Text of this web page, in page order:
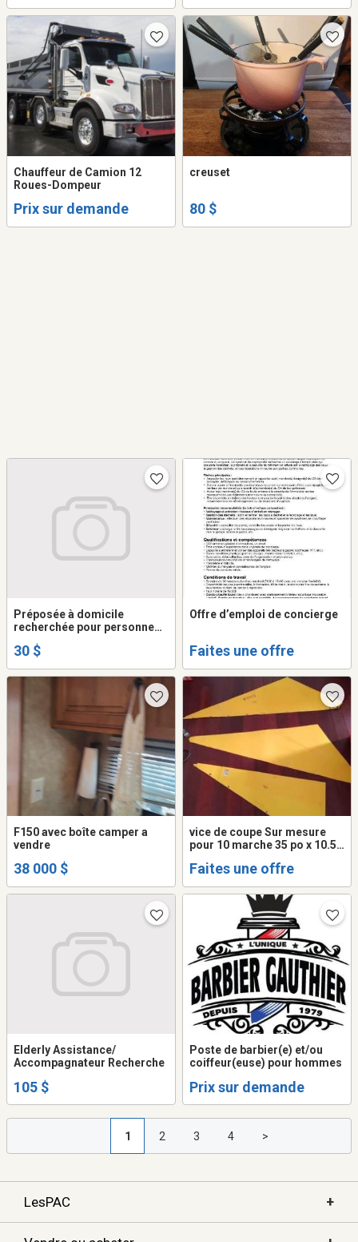
Chauffeur de Camion 12
Roues-Dompeur
Prix sur demande
creuset
80 $
Préposée à domicile
recherchée pour personne
30 $
Offre d’emploi de concierge
Faites une offre
F150 avec boîte camper a
vendre
38 000 $
vice de coupe Sur mesure
pour 10 marche 35 po x 10.5
irregulier
Faites une offre
Elderly Assistance/
Accompagnateur Recherche
105 $
Poste de barbier(e) et/ou
coiffeur(euse) pour hommes
Prix sur demande
1 2 3 4 >
LesPAC +